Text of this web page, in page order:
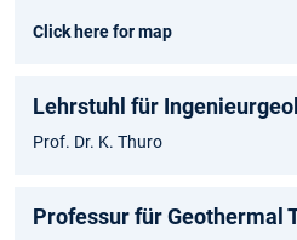
Click here for map
Lehrstuhl für
Prof. Dr. K. Thuro
Professur für Geothermal